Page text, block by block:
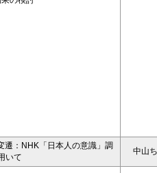
遷：NHK「日本人の意識」調
いて
中山